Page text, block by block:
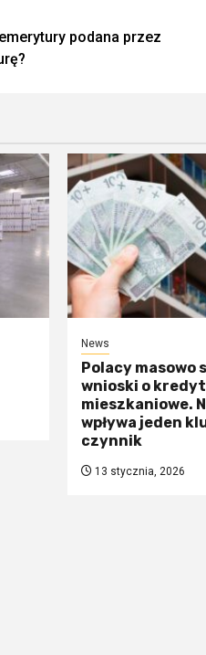
podana przez
News
Polacy masowo
wnioski o
mieszkaniowe.
wpływa jeden
czynnik
13 stycznia, 2026